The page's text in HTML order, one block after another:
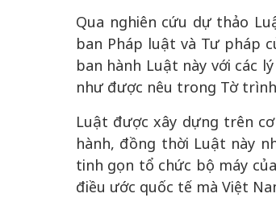
Qua nghiên cứu dự thảo
ban Pháp luật và Tư pháp
ban hành Luật này với các
như được nêu trong Tờ
Luật được xây dựng trên
hành, đồng thời Luật này
tinh gọn tổ chức bộ máy
điều ước quốc tế mà Việt
không gian phát triển
mới - Kỳ 5: Thủ đô qua
lăng kính số hóa